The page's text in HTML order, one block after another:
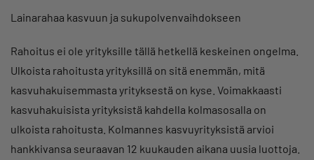
Lainarahaa kasvuun ja sukupolvenvaihdokseen
Rahoitus ei ole yrityksille tällä hetkellä keskeinen ongelma.
Ulkoista rahoitusta yrityksillä on sitä enemmän, mitä
kasvuhakuisemmasta yrityksestä on kyse. Voimakkaasti
kasvuhakuisista yrityksistä kahdella kolmasosalla on
ulkoista rahoitusta. Kolmannes kasvuyrityksistä arvioi
hankkivansa seuraavan 12 kuukauden aikana uusia luottoja.